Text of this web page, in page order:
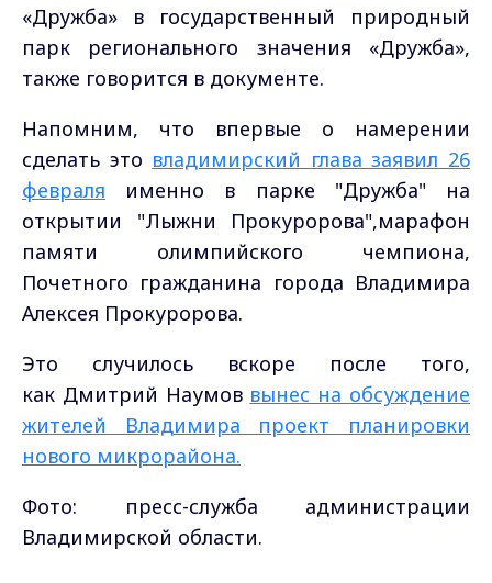
«Дружба» в государственный природный
парк регионального значения «Дружба»,
также говорится в документе.
Напомним, что впервые о намерении
сделать это владимирский глава заявил 26
февраля именно в парке "Дружба" на
открытии "Лыжни Прокуророва",марафон
памяти олимпийского чемпиона,
Почетного гражданина города Владимира
Алексея Прокуророва.
Это случилось вскоре после того,
как Дмитрий Наумов вынес на обсуждение
жителей Владимира проект планировки
нового микрорайона.
Фото: пресс-служба администрации
Владимирской области.